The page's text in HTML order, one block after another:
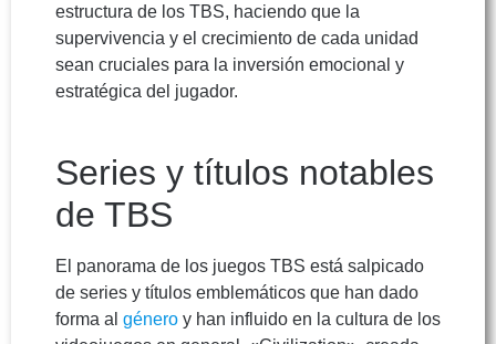
estructura de los TBS, haciendo que la
supervivencia y el crecimiento de cada unidad
sean cruciales para la inversión emocional y
estratégica del jugador.
Series y títulos notables
de TBS
El panorama de los juegos TBS está salpicado
de series y títulos emblemáticos que han dado
forma al género y han influido en la cultura de los